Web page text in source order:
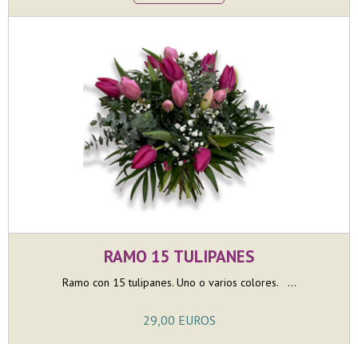
RAMO 15 TULIPANES
Ramo con 15 tulipanes. Uno o varios colores. ...
29,00 EUROS